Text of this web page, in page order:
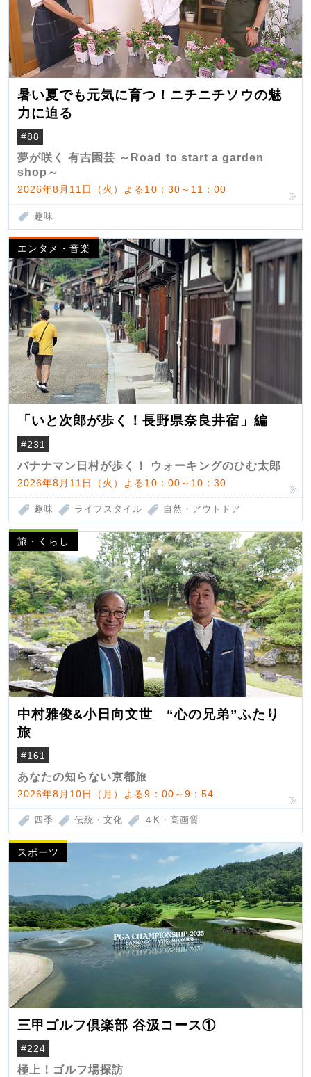
暑い夏でも元気に育つ！ニチニチソウの魅
力に迫る
#88
夢が咲く 有吉園芸 ～Road to start a garden
shop～
2026年8月11日（火）よる10：30～11：00
趣味
エンタメ・音楽
「いと次郎が歩く！長野県奈良井宿」編
#231
バナナマン日村が歩く！ ウォーキングのひむ太郎
2026年8月11日（火）よる10：00～10：30
趣味 ライフスタイル 自然・アウトドア
旅・くらし
中村雅俊&小日向文世 “心の兄弟”ふたり
旅
#161
あなたの知らない京都旅
2026年8月10日（月）よる9：00～9：54
四季 伝統・文化 ４K・高画質
スポーツ
三甲ゴルフ倶楽部 谷汲コース①
#224
極上！ゴルフ場探訪